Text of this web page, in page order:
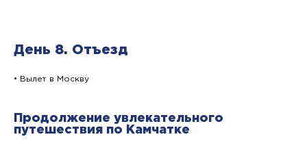
День 8. Отъезд
• Вылет в Москву
Продолжение увлекательного
путешествия по Камчатке